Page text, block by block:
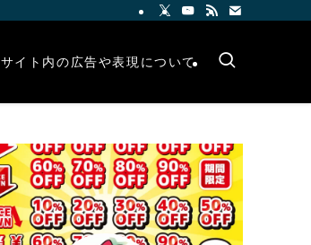
サイト内の広告や表現について